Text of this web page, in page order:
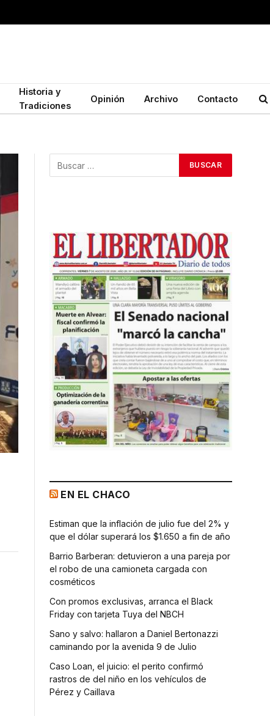
Historia y
Tradiciones
Opinión Archivo Contacto
EN EL CHACO
Estiman que la inflación de julio fue del 2% y
que el dólar superará los $1.650 a fin de año
Barrio Barberan: detuvieron a una pareja por
el robo de una camioneta cargada con
cosméticos
Con promos exclusivas, arranca el Black
Friday con tarjeta Tuya del NBCH
Sano y salvo: hallaron a Daniel Bertonazzi
caminando por la avenida 9 de Julio
Caso Loan, el juicio: el perito confirmó
rastros de del niño en los vehículos de
Pérez y Caillava